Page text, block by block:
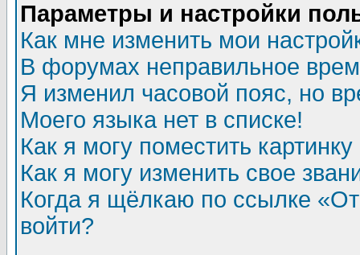
Параметры и настройки
Как мне изменить мои
В форумах неправильное
Я изменил часовой пояс, но
Моего языка нет в списке!
Как я могу поместить
Как я могу изменить свое
Когда я щёлкаю по ссылке
войти?